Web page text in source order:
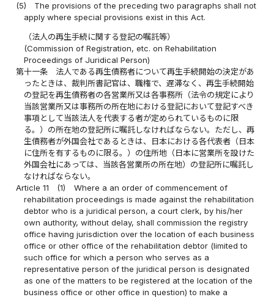
(5)
The provisions of the preceding two paragraphs shall not
apply where special provisions exist in this Act.
（法人の再生手続に関する登記の嘱託等）
(Commission of Registration, etc. on Rehabilitation
Proceedings of Juridical Person)
第十一条
法人である再生債務者について再生手続開始の決定があ
ったときは、裁判所書記官は、職権で、遅滞なく、再生手続開始
の登記を再生債務者の各営業所又は各事務所（法令の規定により
当該営業所又は事務所の所在地における登記において登記すべき
事項として当該法人を代表する者が定められているものに限
る。）の所在地の登記所に嘱託しなければならない。ただし、再
生債務者が外国会社であるときは、日本における各代表者（日本
に住所を有するものに限る。）の住所地（日本に営業所を設けた
外国会社にあっては、当該各営業所の所在地）の登記所に嘱託し
なければならない。
Article 11
(1)
Where a an order of commencement of
rehabilitation proceedings is made against the rehabilitation
debtor who is a juridical person, a court clerk, by his/her
own authority, without delay, shall commission the registry
office having jurisdiction over the location of each business
office or other office of the rehabilitation debtor (limited to
such office for which a person who serves as a
representative person of the juridical person is designated
as one of the matters to be registered at the location of the
business office or other office in question) to make a